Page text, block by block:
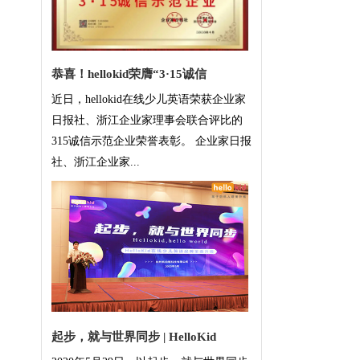
恭喜！hellokid荣膺“3·15诚信
近日，hellokid在线少儿英语荣获企业家
日报社、浙江企业家理事会联合评比的
315诚信示范企业荣誉表彰。 企业家日报
社、浙江企业家...
起步，就与世界同步 | HelloKid